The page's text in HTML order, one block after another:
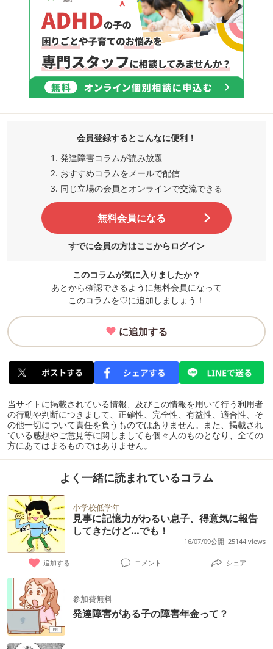
会員登録するとこんなに便利！
発達障害コラムが読み放題
おすすめコラムをメールで配信
同じ立場の会員とオンラインで交流できる
無料会員になる
すでに会員の方はここからログイン
このコラムが気に入りましたか？
あとから確認できるように無料会員になって
このコラムを♡に追加しましょう！
に追加する
当サイトに掲載されている情報、及びこの情報を用いて行う利用者
の行動や判断につきまして、正確性、完全性、有益性、適合性、そ
の他一切について責任を負うものではありません。また、掲載され
ている感想やご意見等に関しましても個々人のものとなり、全ての
方にあてはまるものではありません。
よく一緒に読まれているコラム
小学校低学年
見事に記憶力がわるい息子、得意気に報告
してきたけど…でも！
16/07/09公開 25144 views
追加する コメント シェア
参加費無料
発達障害がある子の障害年金って？